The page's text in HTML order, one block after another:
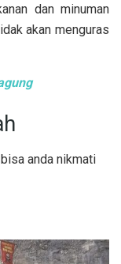
dan minuman
akan menguras
anda nikmati